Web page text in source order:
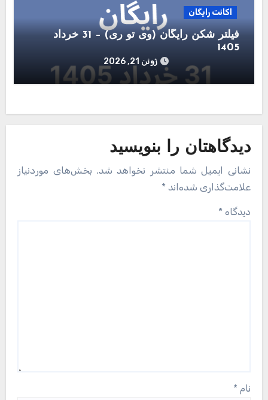
اکانت رایگان
فیلتر شکن رایگان (وی تو ری) – 31 خرداد
1405
ژوئن 21, 2026
دیدگاهتان را بنویسید
نشانی ایمیل شما منتشر نخواهد شد. بخش‌های موردنیاز
علامت‌گذاری شده‌اند *
دیدگاه *
نام *